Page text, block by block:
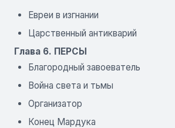
Евреи в изгнании
Царственный антикварий
Глава 6. ПЕРСЫ
Благородный завоеватель
Война света и тьмы
Организатор
Конец Мардука